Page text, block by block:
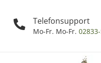
Telefonsupport
Mo-Fr. Mo-Fr.